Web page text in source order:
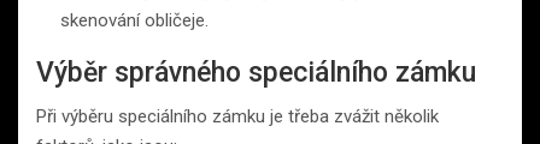
skenování obličeje.
Výběr správného speciálního zámku
Při výběru speciálního zámku je třeba zvážit několik